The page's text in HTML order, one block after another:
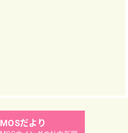
MOSだより